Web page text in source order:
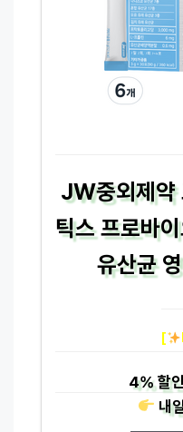
JW중외제약
틱스 프로바
유산균
[
4%할
내